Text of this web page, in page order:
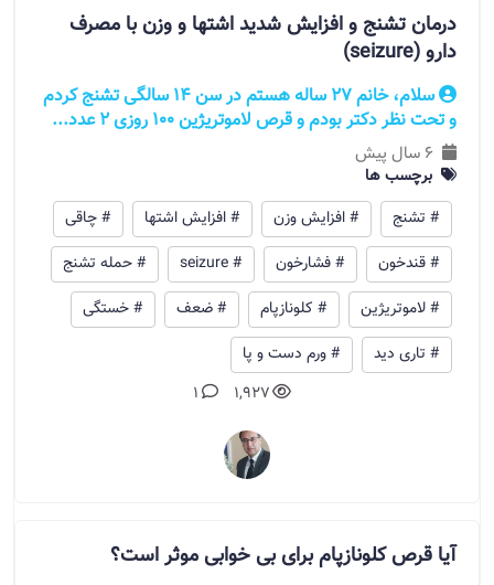
درمان تشنج و افزایش شدید اشتها و وزن با مصرف
دارو (seizure)
سلام، خانم 27 ساله هستم در سن 14 سالگی تشنج کردم
و تحت نظر دکتر بودم و قرص لاموتریژین 100 روزی 2 عدد...
6 سال پیش
برچسب ها
# تشنج
# افزایش وزن # افزایش اشتها
# چاقی
# قندخون
# فشارخون # seizure
# حمله تشنج
# لاموتریژین
# کلونازپام # ضعف
# خستگی
# تاری دید
# ورم دست و پا
1,927
1
آیا قرص کلونازپام برای بی خوابی موثر است؟